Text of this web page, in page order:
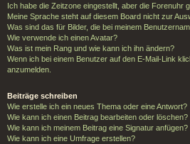
Ich habe die Zeitzone eingestellt, aber die Forenuhr
Meine Sprache steht auf diesem Board nicht zur
Was sind das für Bilder, die bei meinem
Wie verwende ich einen Avatar?
Was ist mein Rang und wie kann ich ihn ändern?
Wenn ich bei einem Benutzer auf den E-Mail-Link
anzumelden.
Beiträge schreiben
Wie erstelle ich ein neues Thema oder eine Antwort?
Wie kann ich einen Beitrag bearbeiten oder löschen?
Wie kann ich meinem Beitrag eine Signatur anfügen?
Wie kann ich eine Umfrage erstellen?